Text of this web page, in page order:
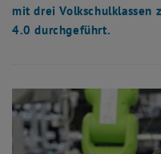
mit drei Volkschulklassen
4.0 durchgeführt.